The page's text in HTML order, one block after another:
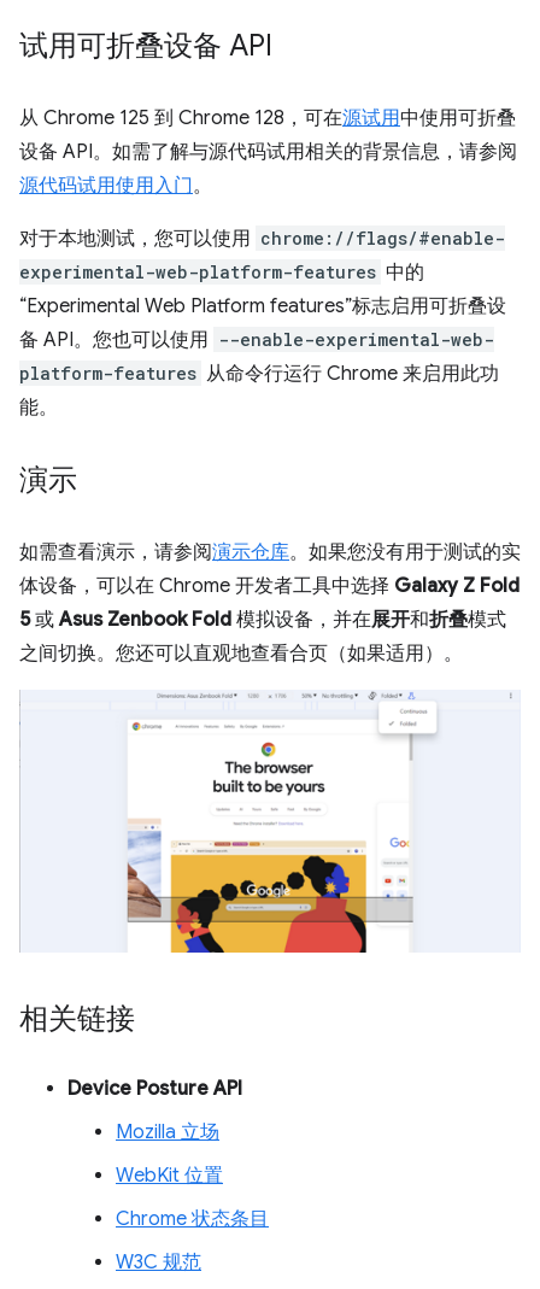
试用可折叠设备 API
从 Chrome 125 到 Chrome 128，可在源试用中使用可折叠
设备 API。如需了解与源代码试用相关的背景信息，请参阅
源代码试用使用入门。
对于本地测试，您可以使用 chrome://flags/#enable-
experimental-web-platform-features 中的
“Experimental Web Platform features”标志启用可折叠设
备 API。您也可以使用 --enable-experimental-web-
platform-features 从命令行运行 Chrome 来启用此功
能。
演示
如需查看演示，请参阅演示仓库。如果您没有用于测试的实
体设备，可以在 Chrome 开发者工具中选择 Galaxy Z Fold
5或Asus Zenbook Fold 模拟设备，并在展开和折叠模式
之间切换。您还可以直观地查看合页（如果适用）。
相关链接
Device Posture API
Mozilla 立场
WebKit 位置
Chrome 状态条目
W3C 规范